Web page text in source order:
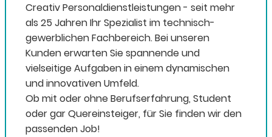
Creativ Personaldienstleistungen - seit mehr
als 25 Jahren Ihr Spezialist im technisch-
gewerblichen Fachbereich. Bei unseren
Kunden erwarten Sie spannende und
vielseitige Aufgaben in einem dynamischen
und innovativen Umfeld.
Ob mit oder ohne Berufserfahrung, Student
oder gar Quereinsteiger, für Sie finden wir den
passenden Job!